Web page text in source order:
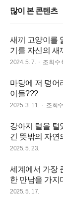
많이 본 콘텐츠
새끼 고양이를
기를 자신의 새
2024. 5. 7. 조회수
마당에 저 덩어
이들???
2025. 3. 11. 조회수
강아지 털을
긴 뜻밖의 자연
2025. 5. 23.
세계에서 가장
한 만남을 가지
2025. 5. 17.